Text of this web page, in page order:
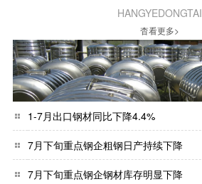
HANGYEDONGTAI
杳看更多>
1-7月出口钢材同比下降4.4%
7月下旬重点钢企粗钢日产持续下降
7月下旬重点钢企钢材库存明显下降